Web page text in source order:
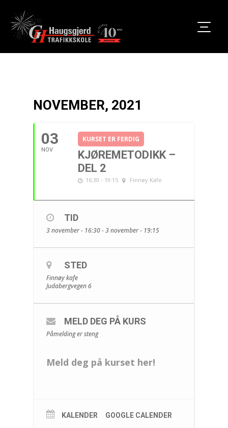
NOVEMBER, 2021
03
NOV
KURSET ER FERDIG
KJØREMETODIKK –
DEL 2
16:30 - 19:15 Finnøy Kafe
TID
3 november - 16:30 - 3 november - 19:15
STED
Finnøy kafe
Judabergvegen 6
MELD DEG PÅ KURS
Påmelding er steng
Meld deg på kurset her!
KALENDER GOOGLE CALENDER